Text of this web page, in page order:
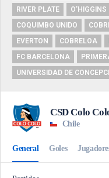
RIVER PLATE
O'HIGGINS
COQUIMBO UNIDO
EVERTON
COBRELOA
FC BARCELONA
UNIVERSIDAD DE